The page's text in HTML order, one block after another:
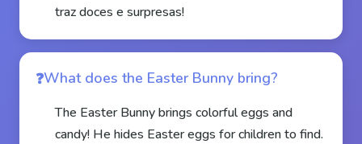
traz doces e surpresas!
What does the Easter Bunny bring?
The Easter Bunny brings colorful eggs and
candy! He hides Easter eggs for children to find.